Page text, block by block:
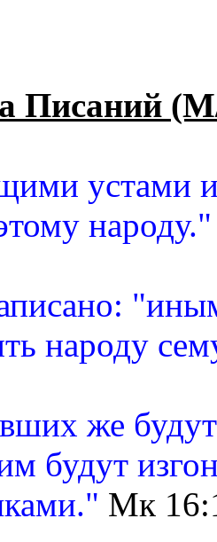
Писаний
устами
народу."
народу
же
будут
Мк